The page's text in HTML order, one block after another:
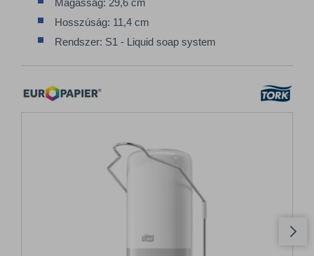
Magasság: 29,6 cm
Hosszúság: 11,4 cm
Rendszer: S1 - Liquid soap system